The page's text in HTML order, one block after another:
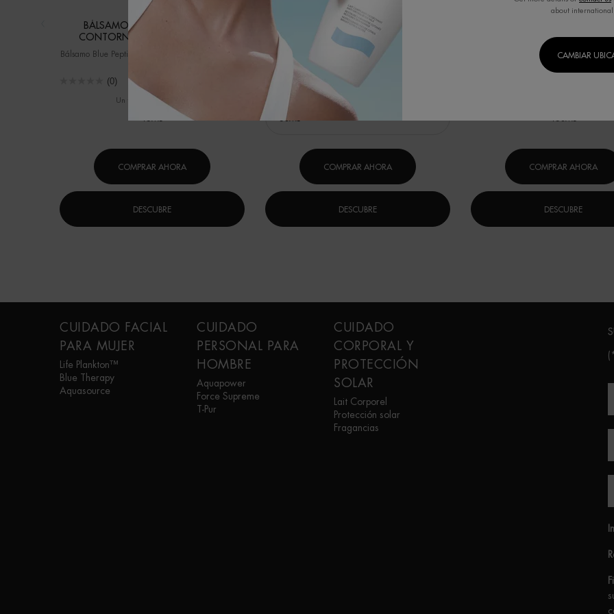
BÁLSAMO BLUE PEPTIDES PARA
CONTORNO DE OJOS Y LABIOS
Bálsamo Blue Peptides Ojos y Labios – Efecto Lifting
(0)
Un formato disponible
15ML
COMPRAR AHORA
DESCUBRE
AQUASOURCE HYDRA BARRIER CREAM
DESAFÍA EL FRÍO - HIDRATACIÓN INTENSA PARA
FORTALECER Y PROTEGER TU PIEL
(2)
Seleccionar formato
COMPRAR AHORA
DESCUBRE
CLEANSER
DESAFÍA EL FRÍO - Limpiador en
que no reseca la piel para calmar y
barrera cutánea desde el
150ML
COMPRAR AHORA
DESCUBRE
CUIDADO FACIAL
PARA MUJER
Life Plankton™
Blue Therapy
Aquasource
CUIDADO
PERSONAL PARA
HOMBRE
Aquapower
Force Supreme
T-Pur
CUIDADO
CORPORAL Y
PROTECCIÓN
SOLAR
Lait Corporel
Protección solar
Fragancias
about international
CAMBIAR